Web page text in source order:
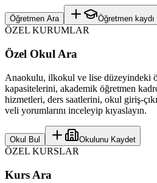
Öğretmen Ara Öğretmen kaydı
ÖZEL KURUMLAR
Özel Okul Ara
Anaokulu, ilkokul ve lise düzeyindeki
kapasitelerini, akademik öğretmen
hizmetleri, ders saatlerini, okul giriş-
veli yorumlarını inceleyip kıyaslayın.
Okul Bul Okulunu Kaydet
ÖZEL KURSLAR
Kurs Ara